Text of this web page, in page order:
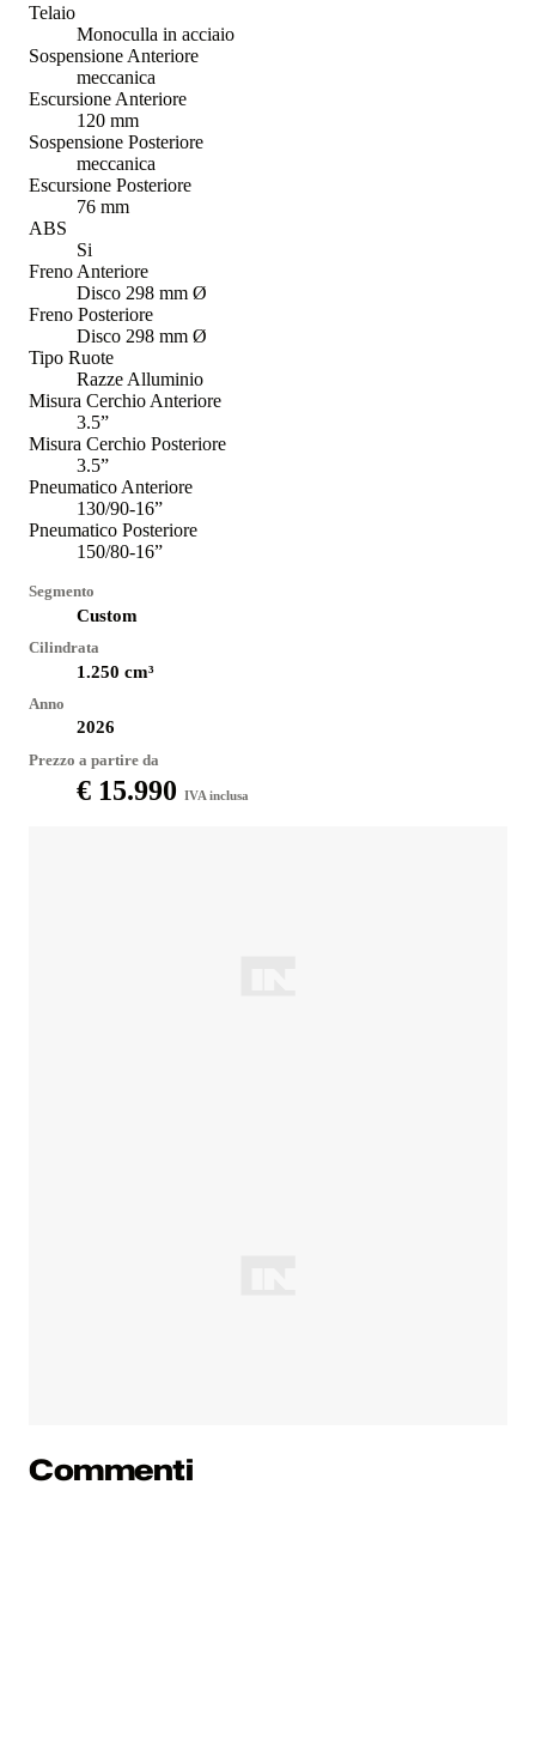
Telaio
Monoculla in acciaio
Sospensione Anteriore
meccanica
Escursione Anteriore
120 mm
Sospensione Posteriore
meccanica
Escursione Posteriore
76 mm
ABS
Si
Freno Anteriore
Disco 298 mm Ø
Freno Posteriore
Disco 298 mm Ø
Tipo Ruote
Razze Alluminio
Misura Cerchio Anteriore
3.5”
Misura Cerchio Posteriore
3.5”
Pneumatico Anteriore
130/90-16”
Pneumatico Posteriore
150/80-16”
Segmento
Custom
Cilindrata
1.250 cm³
Anno
2026
Prezzo a partire da
€ 15.990 IVA inclusa
Commenti